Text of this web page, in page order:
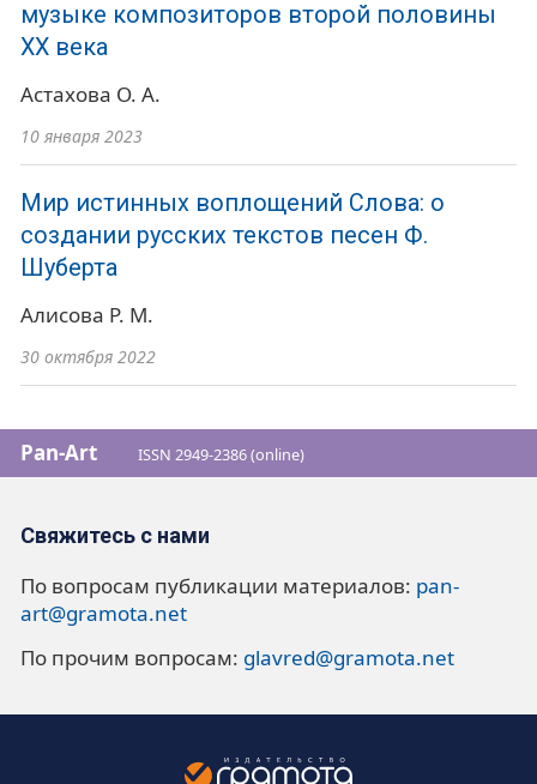
музыке композиторов второй половины
ХХ века
Астахова О. А.
10 января 2023
Мир истинных воплощений Слова: о
создании русских текстов песен Ф.
Шуберта
Алисова Р. М.
30 октября 2022
Pan-Art ISSN 2949-2386 (online)
Свяжитесь с нами
По вопросам публикации материалов: pan-
art@gramota.net
По прочим вопросам: glavred@gramota.net